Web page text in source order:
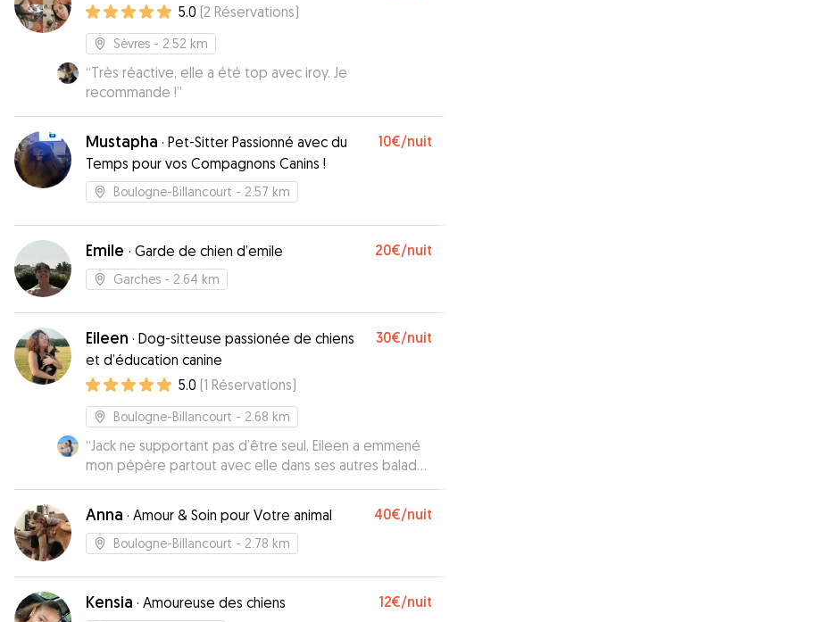
5.0 (2 Réservations)
Sèvres - 2.52 km
“Très réactive, elle a été top avec iroy. Je
recommande !”
Mustapha · Pet-Sitter Passionné avec du
Temps pour vos Compagnons Canins !
10€/nuit
Boulogne-Billancourt - 2.57 km
Emile · Garde de chien d’emile 20€/nuit
Garches - 2.64 km
Eileen · Dog-sitteuse passionée de chiens
et d’éducation canine
30€/nuit
5.0 (1 Réservations)
Boulogne-Billancourt - 2.68 km
“Jack ne supportant pas d’être seul, Eileen a emmené
mon pépère partout avec elle dans ses autres balades
canines, il a vu plein de copains et s’est dépensé à la
hauteur de ses besoins 😊 Merci 🐶
Anna · Amour & Soin pour Votre animal 40€/nuit
Boulogne-Billancourt - 2.78 km
Kensia · Amoureuse des chiens 12€/nuit